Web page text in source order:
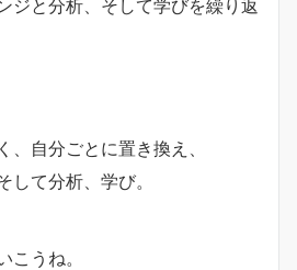
ジと分析、そして学びを繰り返
、自分ごとに置き換え、
して分析、学び。
こうね。